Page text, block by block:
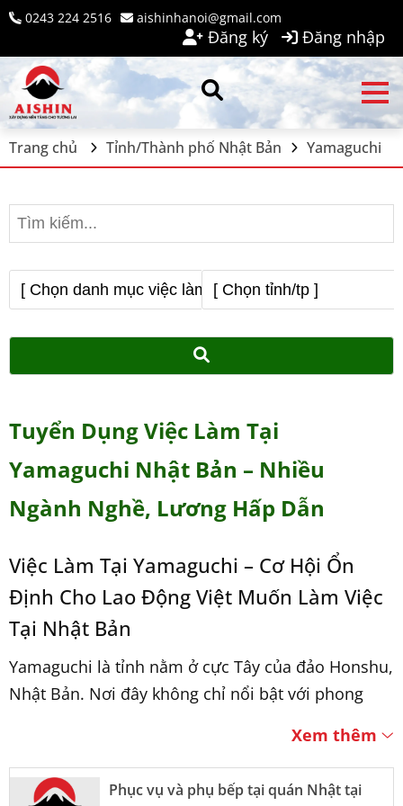
0243 224 2516 aishinhanoi@gmail.com
Đăng ký Đăng nhập
Trang chủ Tỉnh/Thành phố Nhật Bản Yamaguchi
Tuyển Dụng Việc Làm Tại
Yamaguchi Nhật Bản – Nhiều
Ngành Nghề, Lương Hấp Dẫn
Việc Làm Tại Yamaguchi – Cơ Hội Ổn
Định Cho Lao Động Việt Muốn Làm Việc
Tại Nhật Bản
Yamaguchi là tỉnh nằm ở cực Tây của đảo Honshu,
Nhật Bản. Nơi đây không chỉ nổi bật với phong
là trung tâm phát triển công nghiệp, xây dựng,
đóng tàu và hóa chất. Nhờ vào tốc độ phát triển
ổn định, tỉnh này luôn có nhu cầu tuyển dụng lao
Xem thêm
Phục vụ và phụ bếp tại quán Nhật tại